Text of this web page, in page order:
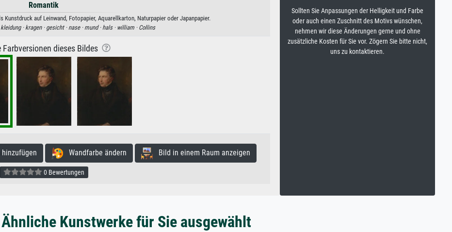
Romantik
Kunstdruck auf Leinwand, Fotopapier, Aquarellkarton, Naturpapier oder Japanpapier.
kleidung · kragen · gesicht · nase · mund · hals · william · Collins
Farbversionen dieses Bildes
Wandfarbe ändern Bild in einem Raum anzeigen
0 Bewertungen
Sollten Sie Anpassungen der Helligkeit und Farbe
oder auch einen Zuschnitt des Motivs wünschen,
nehmen wir diese Änderungen gerne und ohne
zusätzliche Kosten für Sie vor. Zögern Sie bitte nicht,
uns zu kontaktieren.
Ähnliche Kunstwerke für Sie ausgewählt